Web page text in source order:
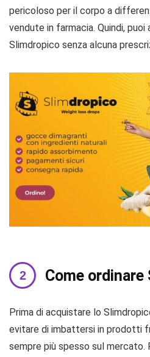
pericoloso per il corpo a
vendute in farmacia. Quindi,
Slimdropico senza alcuna
Come
Prima di acquistare lo
evitare di imbattersi in prodotti
sempre più spesso sul mercato.